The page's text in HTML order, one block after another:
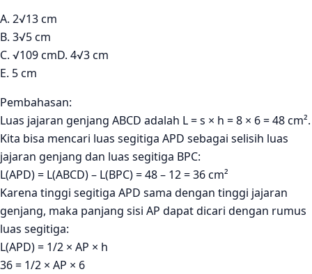
A. 2√13 cm
B. 3√5 cm
C. √109 cmD. 4√3 cm
E. 5 cm
Pembahasan:
Luas jajaran genjang ABCD adalah L = s × h = 8 × 6 = 48 cm².
Kita bisa mencari luas segitiga APD sebagai selisih luas
jajaran genjang dan luas segitiga BPC:
L(APD) = L(ABCD) – L(BPC) = 48 – 12 = 36 cm²
Karena tinggi segitiga APD sama dengan tinggi jajaran
genjang, maka panjang sisi AP dapat dicari dengan rumus
luas segitiga:
L(APD) = 1/2 × AP × h
36 = 1/2 × AP × 6